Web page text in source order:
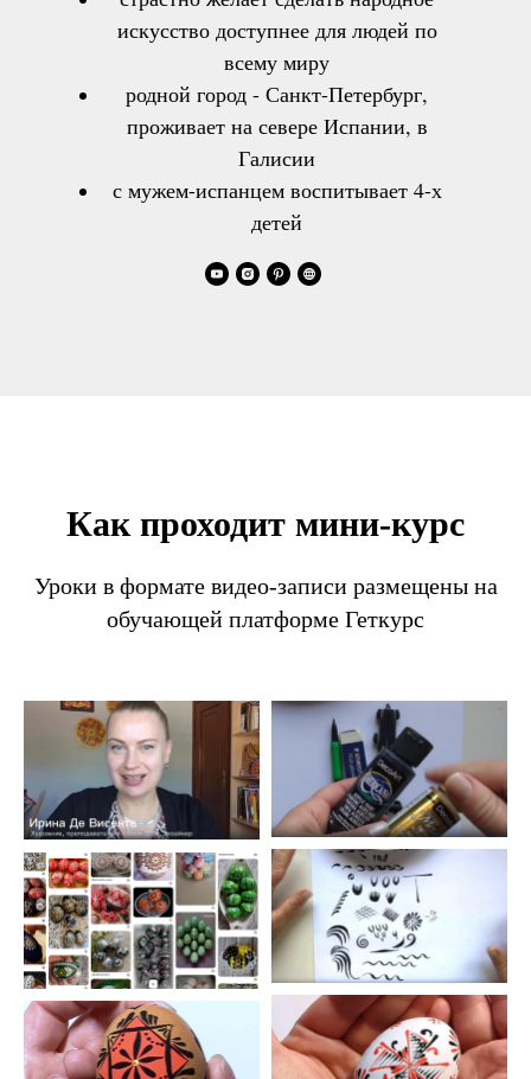
искусство доступнее для людей по
всему миру
родной город - Санкт-Петербург,
проживает на севере Испании, в
Галисии
с мужем-испанцем воспитывает 4-х
детей
Как проходит мини-курс
Уроки в формате видео-записи размещены на
обучающей платформе Геткурс